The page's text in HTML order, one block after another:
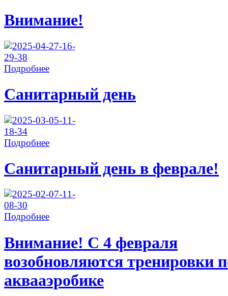
Внимание!
Подробнее
Санитарный день
Подробнее
Санитарный день в феврале!
Подробнее
Внимание! С 4 февраля
возобновляются тренировки
аквааэробике